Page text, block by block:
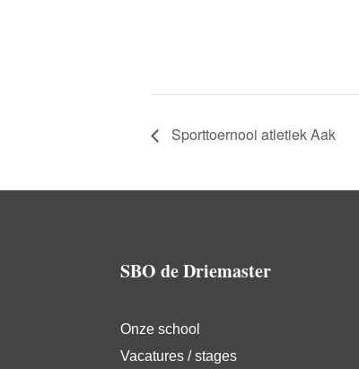
Sporttoernooi atletiek Aak
SBO de Driemaster
Onze school
Vacatures / stages